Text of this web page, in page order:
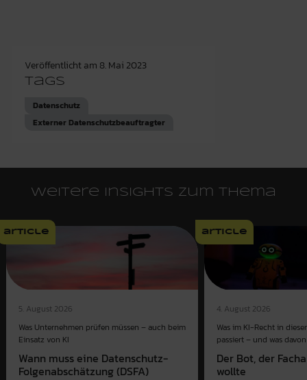
Veröffentlicht am 8. Mai 2023
Tags
Datenschutz
Externer Datenschutzbeauftragter
Weitere Insights zum Thema
article
5. August 2026
Was Unternehmen prüfen müssen – auch beim
Einsatz von KI
Wann muss eine Datenschutz-
Folgenabschätzung (DSFA)
article
4. August 2026
Was im KI-Recht in
passiert – und was
Der Bot, der
wollte